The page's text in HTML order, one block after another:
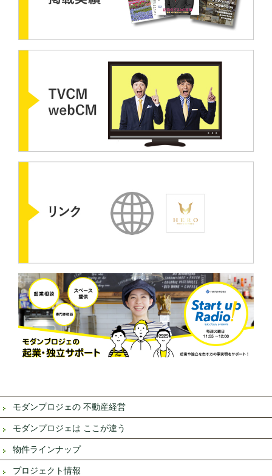
モダンプロジェの 不動産経営
モダンプロジェは ここが違う
物件ラインナップ
プロジェクト情報